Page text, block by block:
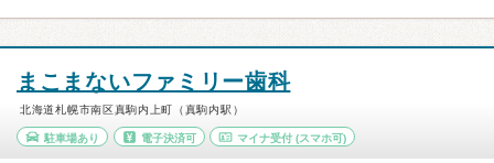
まこまないファミリー歯科
北海道札幌市南区真駒内上町（真駒内駅）
駐車場あり 電子決済可 マイナ受付 (スマホ可)